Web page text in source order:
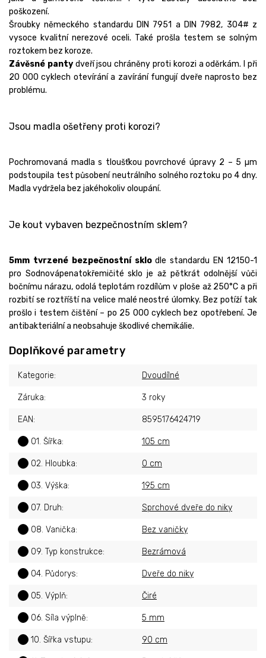
poškození.
Šroubky německého standardu DIN 7951 a DIN 7982, 304# z
vysoce kvalitní nerezové oceli. Také prošla testem se solným
roztokem bez koroze.
Závěsné pantydveří jsou chráněny proti korozi a oděrkám. I při
20 000 cyklech otevírání a zavírání fungují dveře naprosto bez
problému.
Jsou madla ošetřeny proti korozi?
Pochromovaná madla s tloušťkou povrchové úpravy 2 – 5 µm
podstoupila test působení neutrálního solného roztoku po 4 dny.
Madla vydržela bez jakéhokoliv oloupání.
Je kout vybaven bezpečnostním sklem?
5mm tvrzené bezpečnostní sklodle standardu EN 12150-1
pro Sodnovápenatokřemičité sklo je až pětkrát odolnější vůči
bočnímu nárazu, odolá teplotám rozdílům v ploše až 250°C a při
rozbití se roztříští na velice malé neostré úlomky. Bez potíží tak
prošlo i testem čištění – po 25 000 cyklech bez opotřebení. Je
antibakteriální a neobsahuje škodlivé chemikálie.
Doplňkové parametry
Kategorie: Dvoudílné
Záruka: 3 roky
EAN: 8595176424719
01. Šířka: 105 cm
02. Hloubka: 0 cm
03. Výška: 195 cm
07. Druh: Sprchové dveře do niky
08. Vanička: Bez vaničky
09. Typ konstrukce: Bezrámová
04. Půdorys: Dveře do niky
05. Výplň: Čiré
06. Síla výplně: 5 mm
10. Šířka vstupu: 90 cm